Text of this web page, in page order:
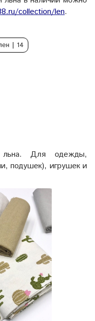
collection/len.
| 14
льна. Для одежды,
подушек), игрушек и